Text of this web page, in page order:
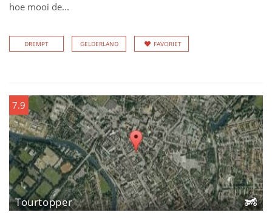
hoe mooi de...
DREMPT GELDERLAND FAVORIET
7.9
Tourtopper